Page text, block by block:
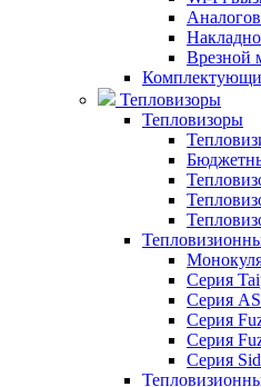
Врезной
Тепловизоры
Тепловизоры
Серия
Серия
Серия
Серия
Серия